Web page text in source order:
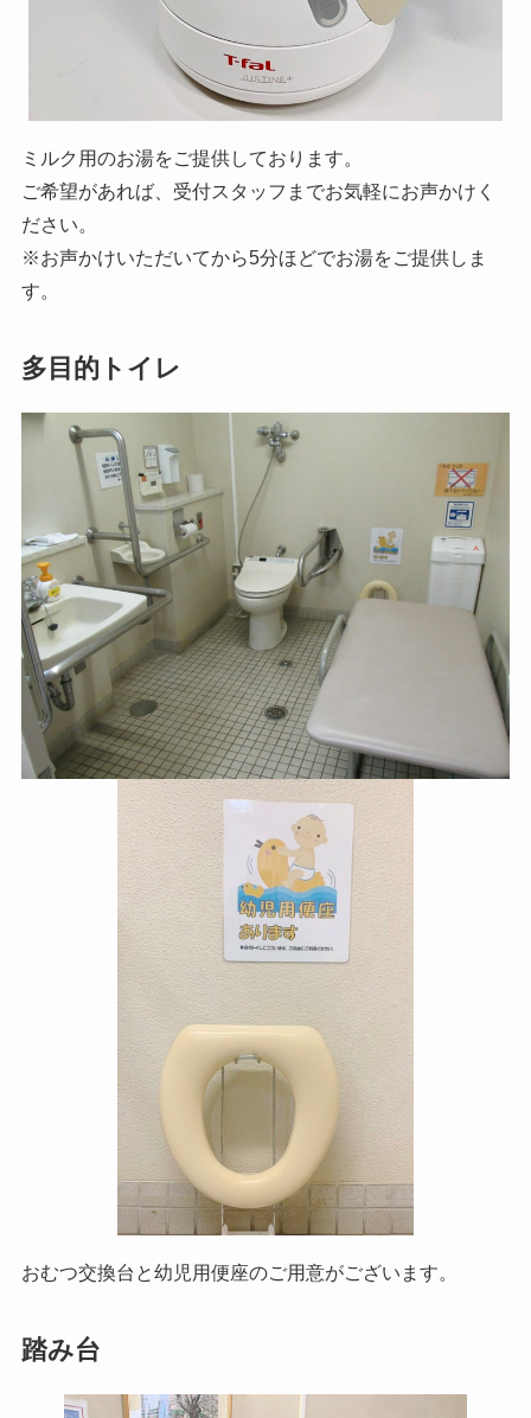
ミルク用のお湯をご提供しております。
ご希望があれば、受付スタッフまでお気軽にお声かけく
ださい。
※お声かけいただいてから5分ほどでお湯をご提供しま
す。
多目的トイレ
おむつ交換台と幼児用便座のご用意がございます。
踏み台